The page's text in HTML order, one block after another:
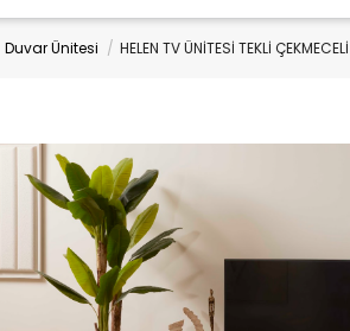
Duvar Ünitesi HELEN TV ÜNİTESİ TEKLİ